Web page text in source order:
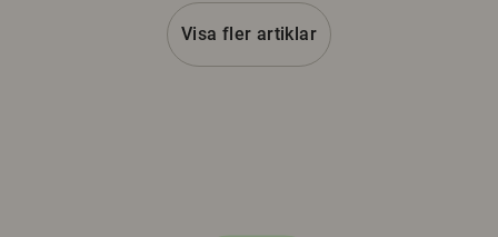
Visa fler artiklar